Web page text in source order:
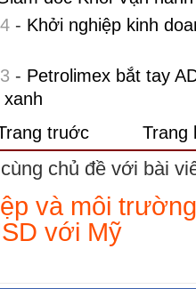
- Khởi nghiệp kinh
- Petrolimex bắt tay
truớc
Trang
chủ đề với bài
và môi
với Mỹ